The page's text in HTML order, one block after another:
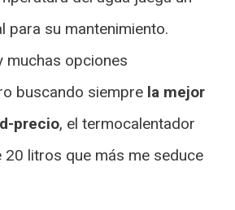
para su mantenimiento.
muchas opciones
buscando siempre la mejor
precio, el termocalentador
20 litros que más me seduce